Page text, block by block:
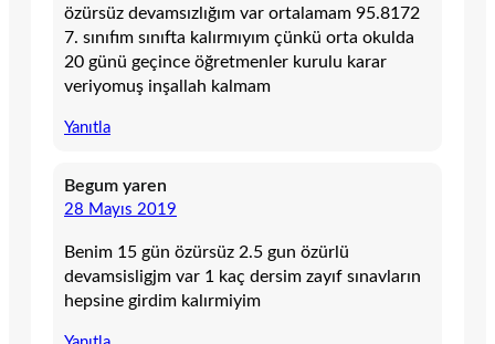
özürsüz devamsızlığım var ortalamam 95.8172
7. sınıfım sınıfta kalırmıyım çünkü orta okulda
20 günü geçince öğretmenler kurulu karar
veriyomuş inşallah kalmam
Yanıtla
Begum yaren
28 Mayıs 2019
Benim 15 gün özürsüz 2.5 gun özürlü
devamsisligjm var 1 kaç dersim zayıf sınavların
hepsine girdim kalırmiyim